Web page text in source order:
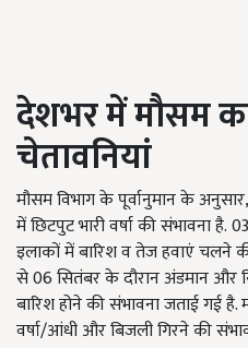
देशभर में मौसम
चेतावनियां
मौसम विभाग के पूर्वानुमान के अनुसार,
में छिटपुट भारी वर्षा की संभावना है. 03
इलाकों में बारिश व तेज हवाएं चलने
से06सितंबर के दौरान अंडमान और
बारिश होने की संभावना जताई गई
वर्षा/आंधी और बिजली गिरने की